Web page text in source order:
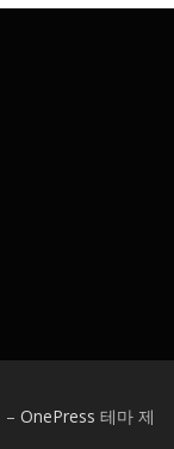
– OnePress 테마 제